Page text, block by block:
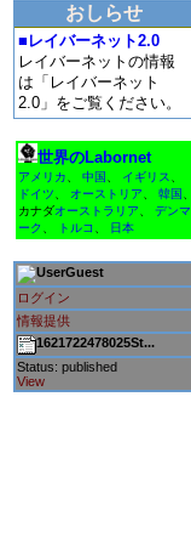
おしらせ
■レイバーネット2.0
レイバーネットの情報
は「レイバーネット
2.0」をご覧ください。
世界のLabornet
アメリカ 中国 イギリス
ドイツ
オーストリア 韓国
カナダオーストラリア
デンマ
ーク
トルコ 日本
Guest
ログイン
情報提供
1621722478025St...
Status: published
View